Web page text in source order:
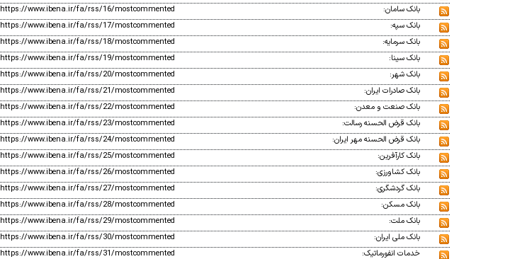
بانک سامان:
https://www.ibena.ir/fa/rss/16/mostcommented
بانک سپه:
https://www.ibena.ir/fa/rss/17/mostcommented
بانک سرمایه:
https://www.ibena.ir/fa/rss/18/mostcommented
بانک سینا:
https://www.ibena.ir/fa/rss/19/mostcommented
بانک شهر:
https://www.ibena.ir/fa/rss/20/mostcommented
بانک صادرات ایران:
https://www.ibena.ir/fa/rss/21/mostcommented
بانک صنعت و معدن:
https://www.ibena.ir/fa/rss/22/mostcommented
بانک قرض الحسنه رسالت:
https://www.ibena.ir/fa/rss/23/mostcommented
بانک قرض الحسنه مهر ایران:
https://www.ibena.ir/fa/rss/24/mostcommented
بانک کارآفرین:
https://www.ibena.ir/fa/rss/25/mostcommented
بانک کشاورزی:
https://www.ibena.ir/fa/rss/26/mostcommented
بانک گردشگری:
https://www.ibena.ir/fa/rss/27/mostcommented
بانک مسکن:
https://www.ibena.ir/fa/rss/28/mostcommented
بانک ملت:
https://www.ibena.ir/fa/rss/29/mostcommented
بانک ملی ایران:
https://www.ibena.ir/fa/rss/30/mostcommented
خدمات انفورماتیک:
https://www.ibena.ir/fa/rss/31/mostcommented